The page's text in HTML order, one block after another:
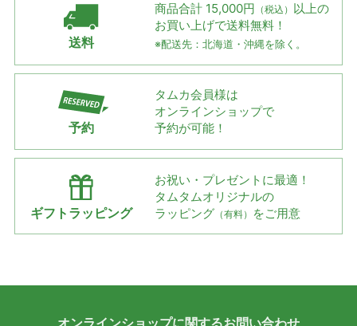
送料
商品合計 15,000円 （税込） 以上の
お買い上げで送料無料！
※配送先：北海道・沖縄を除く。
予約
タムカ会員様は
オンラインショップで
予約が可能！
ギフトラッピング
お祝い・プレゼントに最適！
タムタムオリジナルの
ラッピング （有料） をご用意